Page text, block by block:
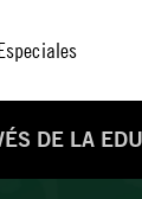
DE LA